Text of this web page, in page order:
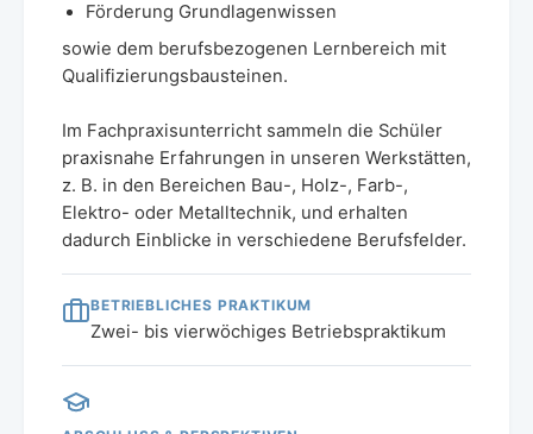
Förderung Grundlagenwissen
sowie dem berufsbezogenen Lernbereich mit
Qualifizierungsbausteinen.
Im Fachpraxisunterricht sammeln die Schüler
praxisnahe Erfahrungen in unseren Werkstätten,
z. B. in den Bereichen Bau-, Holz-, Farb-,
Elektro- oder Metalltechnik, und erhalten
dadurch Einblicke in verschiedene Berufsfelder.
BETRIEBLICHES PRAKTIKUM
Zwei- bis vierwöchiges Betriebspraktikum